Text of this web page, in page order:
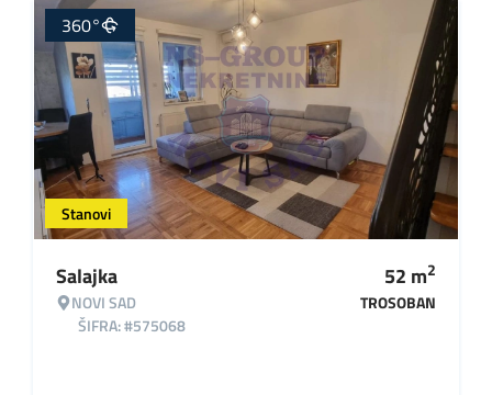
Stanovi
360°
Salajka
NOVI SAD
ŠIFRA: #575068
52 m2
TROSOBAN